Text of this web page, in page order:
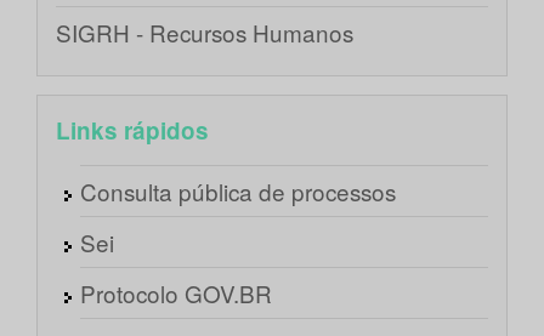
SIGRH - Recursos Humanos
Links rápidos
Consulta pública de processos
Sei
Protocolo GOV.BR